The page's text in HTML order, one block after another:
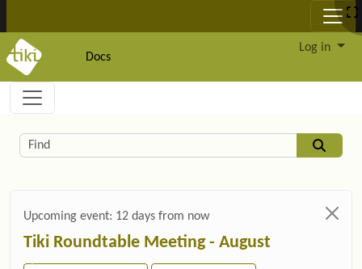
Docs
Log in
Navigation and related functionality and
Related content
Find
Upcoming event: 12 days from now
Tiki Roundtable Meeting - August